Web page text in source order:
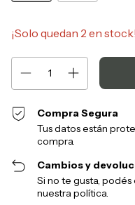
¡Solo quedan 2 en stock!
Compra Segura
Tus datos están
compra.
Cambios y
Si no te gusta,
nuestra política.